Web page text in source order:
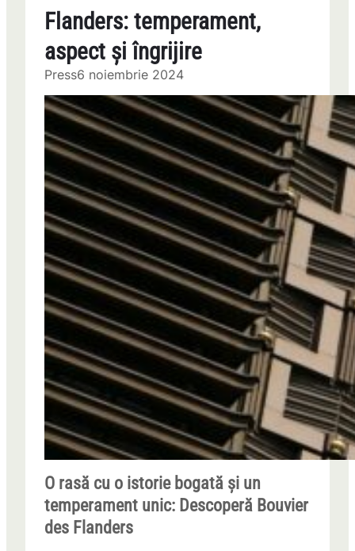
Flanders: temperament,
aspect și îngrijire
Press6 noiembrie 2024
O rasă cu o istorie bogată și un
temperament unic: Descoperă Bouvier
des Flanders